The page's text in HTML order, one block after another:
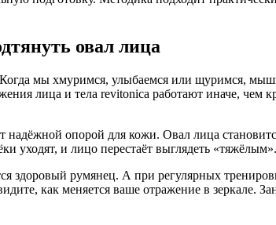
овал лица
мы хмуримся, улыбаемся или щуримся,
лица и тела revitonica работают иначе,
опорой для кожи. Овал лица
уходят, и лицо перестаёт выглядеть
румянец. А при регулярных
как меняется ваше отражение в зеркале.